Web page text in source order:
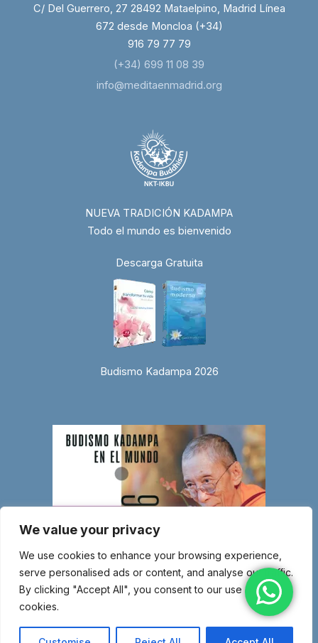
We value your privacy
We use cookies to enhance your browsing experience,
serve personalised ads or content, and analyse our traffic.
By clicking "Accept All", you consent to our use of
cookies.
C/ Del Guerrero, 27 28492 Mataelpino, Madrid Línea
672 desde Moncloa (+34)
916 79 77 79
(+34) 699 11 08 39
info@meditaenmadrid.org
NUEVA TRADICIÓN KADAMPA
Todo el mundo es bienvenido
Descarga Gratuita
Budismo Kadampa 2026
© Copyright 2026 Entidad religiosa inscrita en el Ministerio de Justicia
con el número 1.044-SG – Miembro de la Nueva Tradición Kadampa –